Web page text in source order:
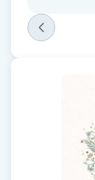
Extensions
Eyeliner-
Faceliftmassage